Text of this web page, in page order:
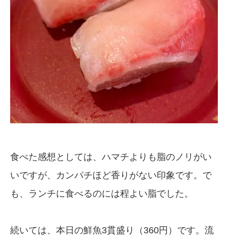
食べた感想としては、ハマチよりも脂のノリがい
いですが、カンパチほど香りがない印象です。で
も、ランチに食べるのには程よい脂でした。
続いては、本日の鮮魚3貫盛り（360円）です。流